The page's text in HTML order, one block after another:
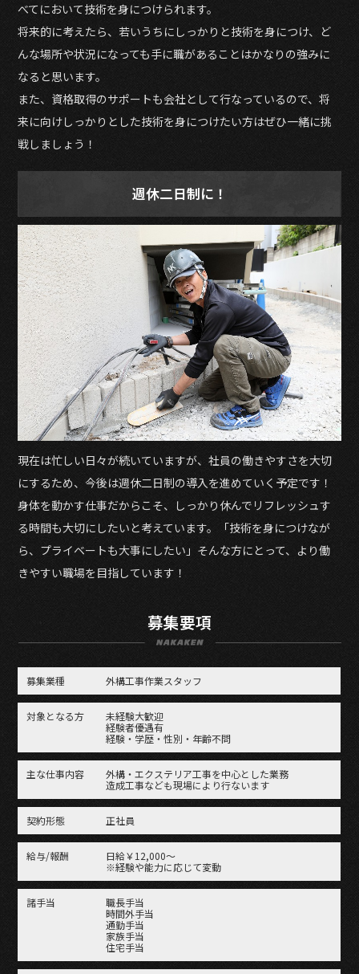
べてにおいて技術を身につけられます。
将来的に考えたら、若いうちにしっかりと技術を身につけ、ど
んな場所や状況になっても手に職があることはかなりの強みに
なると思います。
また、資格取得のサポートも会社として行なっているので、将
来に向けしっかりとした技術を身につけたい方はぜひ一緒に挑
戦しましょう！
週休二日制に！
現在は忙しい日々が続いていますが、社員の働きやすさを大切
にするため、今後は週休二日制の導入を進めていく予定です！
身体を動かす仕事だからこそ、しっかり休んでリフレッシュす
る時間も大切にしたいと考えています。「技術を身につけなが
ら、プライベートも大事にしたい」そんな方にとって、より働
きやすい職場を目指しています！
募集要項
募集業種 外構工事作業スタッフ
対象となる方
未経験大歓迎
経験者優遇有
経験・学歴・性別・年齢不問
主な仕事内容
外構・エクステリア工事を中心とした業務
造成工事なども現場により行ないます
契約形態 正社員
給与/報酬
日給￥12,000～
※経験や能力に応じて変動
諸手当
職長手当
時間外手当
通勤手当
家族手当
住宅手当